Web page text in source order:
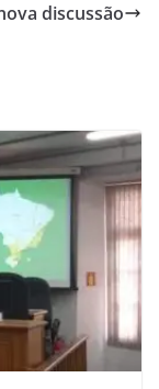
discussão